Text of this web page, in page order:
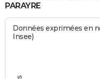
PARAYRE
Données exprimées en
Insee)